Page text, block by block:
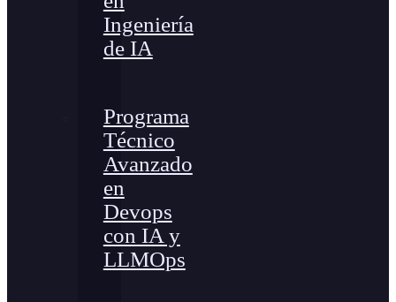
Ingeniería
de IA
Programa
Técnico
Avanzado
en
Devops
con IA y
LLMOps